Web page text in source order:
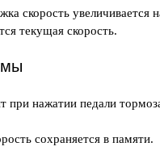
скорость
текущая скорость.
нажатии педали
сохраняется в памяти.